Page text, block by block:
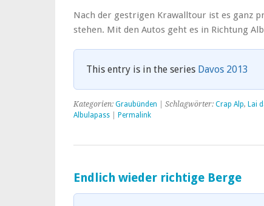
Nach der gestrigen Krawalltour ist es ganz
stehen. Mit den Autos geht es in Richtung
This entry is in the series Davos 2013
Kategorien: Graubünden | Schlagwörter: Crap Alp, Lai
Albulapass
Permalink
Endlich wieder richtige Berge